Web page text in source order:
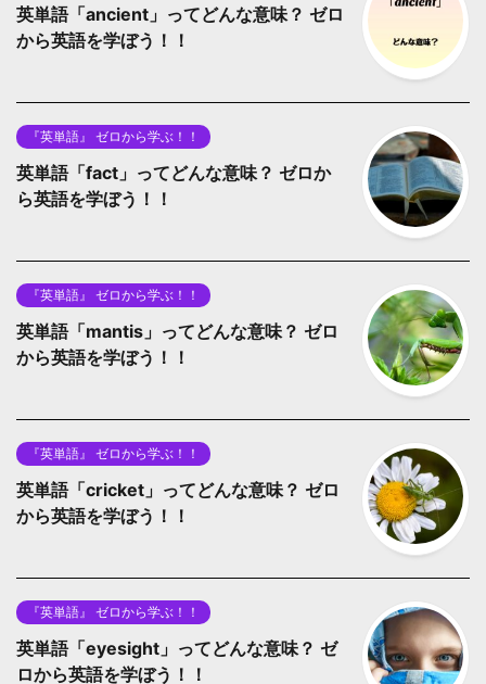
英単語「ancient」ってどんな意味？ ゼロ
から英語を学ぼう！！
『英単語』 ゼロから学ぶ！！
英単語「fact」ってどんな意味？ ゼロか
ら英語を学ぼう！！
『英単語』 ゼロから学ぶ！！
英単語「mantis」ってどんな意味？ ゼロ
から英語を学ぼう！！
『英単語』 ゼロから学ぶ！！
英単語「cricket」ってどんな意味？ ゼロ
から英語を学ぼう！！
『英単語』 ゼロから学ぶ！！
英単語「eyesight」ってどんな意味？ ゼ
ロから英語を学ぼう！！